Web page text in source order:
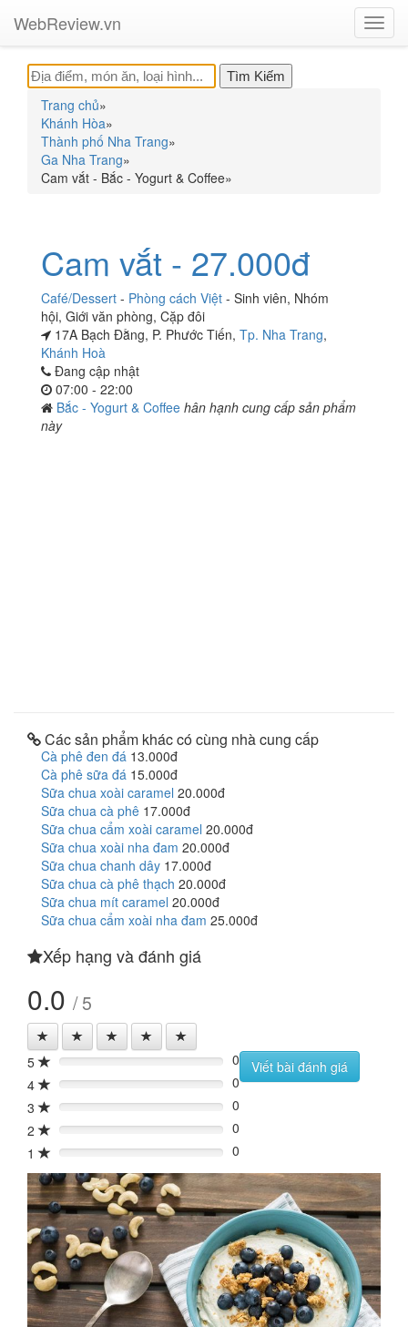
WebReview.vn
Trang chủ»
Khánh Hòa»
Thành phố Nha Trang»
Ga Nha Trang»
Cam vắt - Bắc - Yogurt & Coffee»
Cam vắt - 27.000đ
Café/Dessert - Phòng cách Việt - Sinh viên, Nhóm
hội, Giới văn phòng, Cặp đôi
17A Bạch Đằng, P. Phước Tiến, Tp. Nha Trang,
Khánh Hoà
Đang cập nhật
07:00 - 22:00
Bắc - Yogurt & Coffee hân hạnh cung cấp sản phẩm
này
Các sản phẩm khác có cùng nhà cung cấp
Cà phê đen đá 13.000đ
Cà phê sữa đá 15.000đ
Sữa chua xoài caramel 20.000đ
Sữa chua cà phê 17.000đ
Sữa chua cẩm xoài caramel 20.000đ
Sữa chua xoài nha đam 20.000đ
Sữa chua chanh dây 17.000đ
Sữa chua cà phê thạch 20.000đ
Sữa chua mít caramel 20.000đ
Sữa chua cẩm xoài nha đam 25.000đ
Xếp hạng và đánh giá
0.0 / 5
5 0%
0
4
0%
0
3
0%
0
2
0%
0
1
0% 0
Viết bài đánh giá